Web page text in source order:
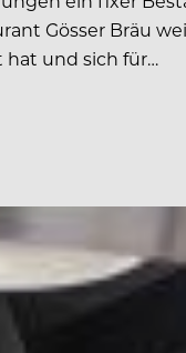
Gösser Bräu
und sich für…